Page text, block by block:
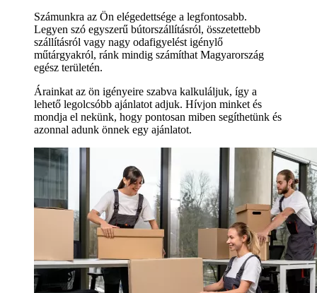
Számunkra az Ön elégedettsége a legfontosabb.
Legyen szó egyszerű bútorszállításról, összetettebb
szállításról vagy nagy odafigyelést igénylő
műtárgyakról, ránk mindig számíthat Magyarország
egész területén.
Árainkat az ön igényeire szabva kalkuláljuk, így a
lehető legolcsóbb ajánlatot adjuk. Hívjon minket és
mondja el nekünk, hogy pontosan miben segíthetünk és
azonnal adunk önnek egy ajánlatot.